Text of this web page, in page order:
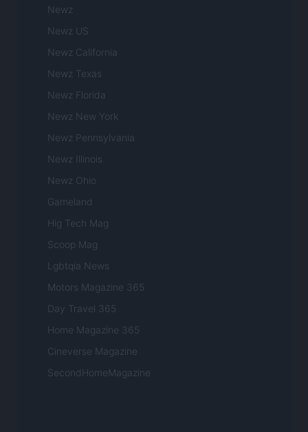
Newz
Newz US
Newz California
Newz Texas
Newz Florida
Newz New York
Newz Pennsylvania
Newz Illinois
Newz Ohio
Gameland
Hig Tech Mag
Scoop Mag
Lgbtqia News
Motors Magazine 365
Day Travel 365
Home Magazine 365
Cineverse Magazine
SecondHomeMagazine